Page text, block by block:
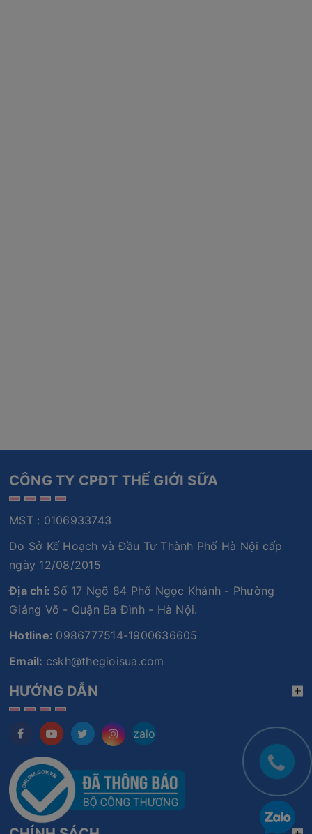
CÔNG TY CPĐT THẾ GIỚI SỮA
MST : 0106933743
Do Sở Kế Hoạch và Đầu Tư Thành Phố Hà Nội cấp
ngày 12/08/2015
Địa chỉ: Số 17 Ngõ 84 Phố Ngọc Khánh - Phường
Giảng Võ - Quận Ba Đình - Hà Nội.
Hotline: 0986777514-1900636605
Email: cskh@thegioisua.com
HƯỚNG DẪN
zalo